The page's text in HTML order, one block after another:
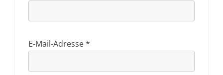
E-Mail-Adresse*